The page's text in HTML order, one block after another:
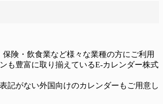
険・飲食業など様々な業種の方にご利用
も豊富に取り揃えているE-カレンダー株式
記がない外国向けのカレンダーもご用意し